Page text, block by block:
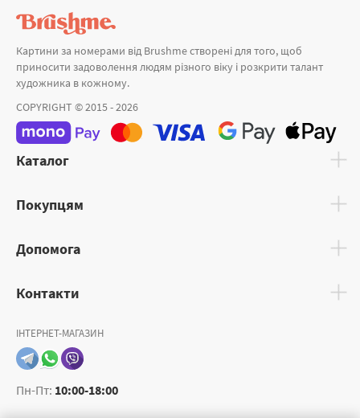
Картини за номерами від Brushme створені для того, щоб
приносити задоволення людям різного віку і розкрити талант
художника в кожному.
COPYRIGHT © 2015 - 2026
Каталог
Покупцям
Допомога
Контакти
ІНТЕРНЕТ-МАГАЗИН
Пн-Пт: 10:00-18:00